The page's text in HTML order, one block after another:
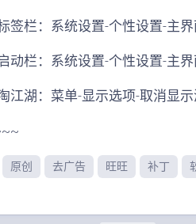
签栏：系统设置-个性设置-主
动栏：系统设置-个性设置-主
江湖：菜单-显示选项-取消显
原创 去广告 旺旺 补丁